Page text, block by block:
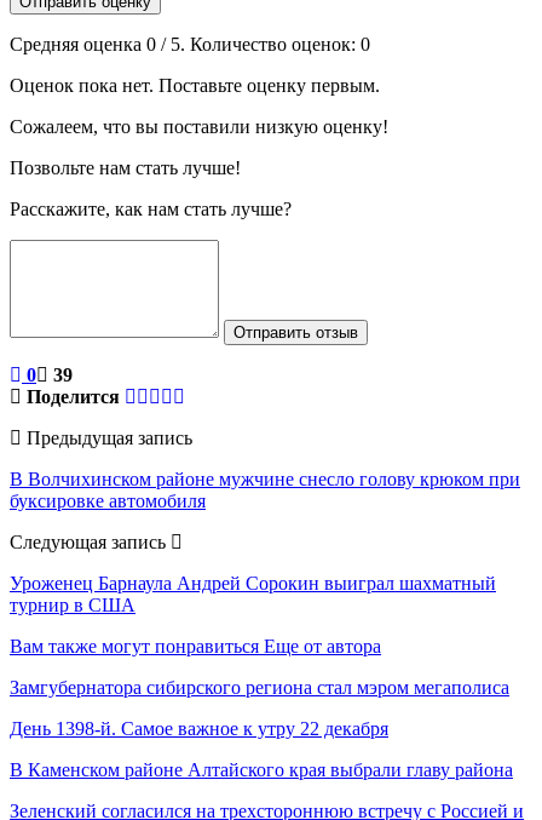
Средняя оценка 0 / 5. Количество оценок: 0
Оценок пока нет. Поставьте оценку первым.
Сожалеем, что вы поставили низкую оценку!
Позвольте нам стать лучше!
Расскажите, как нам стать лучше?
Отправить отзыв
0
39
Поделится
Предыдущая запись
В Волчихинском районе мужчине снесло голову крюком при
буксировке автомобиля
Следующая запись
Уроженец Барнаула Андрей Сорокин выиграл шахматный
турнир в США
Вам также могут понравиться Еще от автора
Замгубернатора сибирского региона стал мэром мегаполиса
День 1398-й. Самое важное к утру 22 декабря
В Каменском районе Алтайского края выбрали главу района
Зеленский согласился на трехстороннюю встречу с Россией и